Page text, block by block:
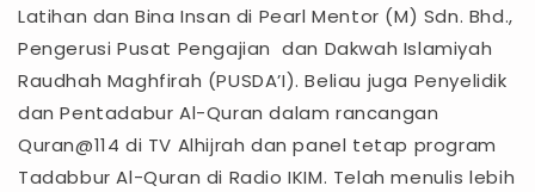
Latihan dan Bina Insan di Pearl Mentor (M) Sdn. Bhd.,
Pengerusi Pusat Pengajian dan Dakwah Islamiyah
Raudhah Maghfirah (PUSDA’I). Beliau juga Penyelidik
dan Pentadabur Al-Quran dalam rancangan
Quran@114 di TV Alhijrah dan panel tetap program
Tadabbur Al-Quran di Radio IKIM. Telah menulis lebih